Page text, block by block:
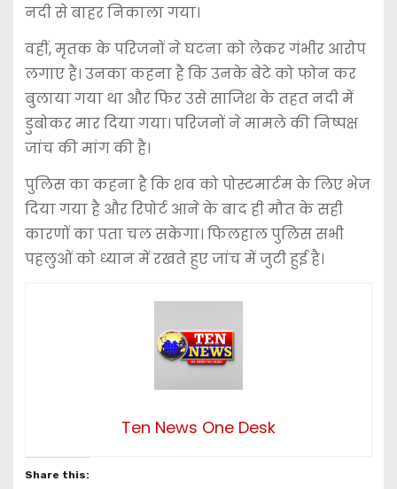
नदी से बाहर निकाला गया।
वहीं, मृतक के परिजनों ने घटना को लेकर गंभीर आरोप
लगाए हैं। उनका कहना है कि उनके बेटे को फोन कर
बुलाया गया था और फिर उसे साजिश के तहत नदी में
डुबोकर मार दिया गया। परिजनों ने मामले की निष्पक्ष
जांच की मांग की है।
पुलिस का कहना है कि शव को पोस्टमार्टम के लिए भेज
दिया गया है और रिपोर्ट आने के बाद ही मौत के सही
कारणों का पता चल सकेगा। फिलहाल पुलिस सभी
पहलुओं को ध्यान में रखते हुए जांच में जुटी हुई है।
Ten News One Desk
Share this: